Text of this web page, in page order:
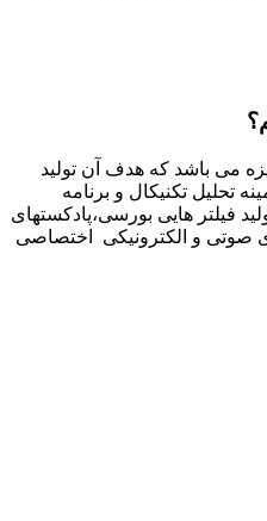
می باشد که هدف آن تولید
تحلیل تکنیکال و برنامه
فیلتر هایی بورسی،پادکستهای
صوتی و الکترونیکی اختصاصی